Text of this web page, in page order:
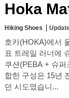
Hoka
Hiking Shoes
호카(HOKA)에서
표 트레일 러너에
쿠션(PEBA + 슈
합한 구성은 15년
던 시도였습니...